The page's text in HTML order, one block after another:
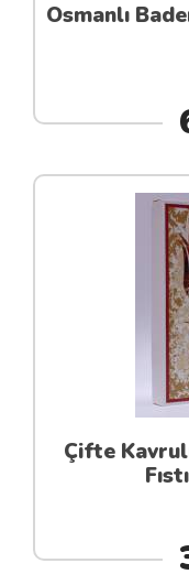
Osmanlı
Çifte